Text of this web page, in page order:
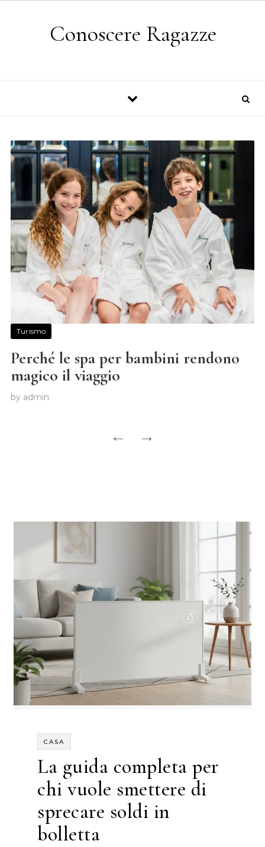
Conoscere Ragazze
Turismo
Perché le spa per bambini rendono
magico il viaggio
by admin
← →
CASA
La guida completa per
chi vuole smettere di
sprecare soldi in
bolletta